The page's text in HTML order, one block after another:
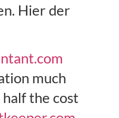
Hier der
much
the cost